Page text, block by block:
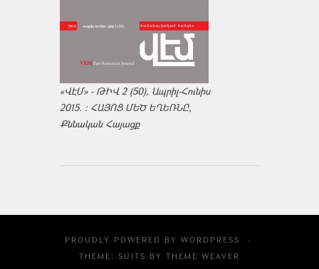
«ՎԷՄ» - ԹԻՎ 2 (50), Ապրիլ-Հունիս
2015. : ՀԱՅՈՑ ՄԵԾ ԵՂԵՌՆԸ,
Քննական Հայացք
PROUDLY POWERED BY WORDPRESS
·
THEME: SUITS BY THEME WEAVER